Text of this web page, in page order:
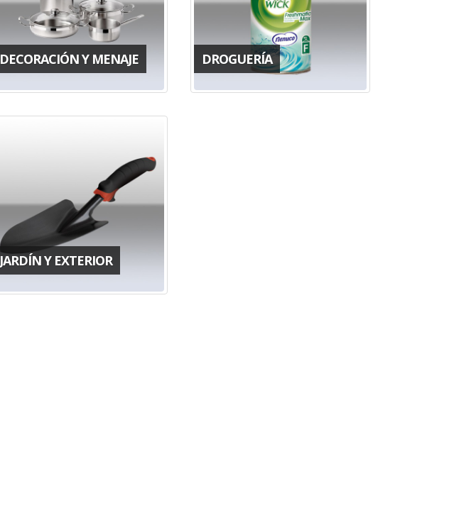
DECORACIÓN Y MENAJE DROGUERÍA
JARDÍN Y EXTERIOR